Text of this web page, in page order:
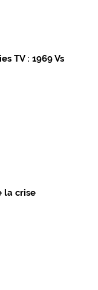
TV : 1969 Vs
la crise